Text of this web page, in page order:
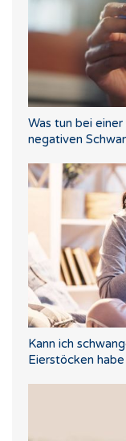
Was tun bei
negativen
Kann ich
Eierstöcken